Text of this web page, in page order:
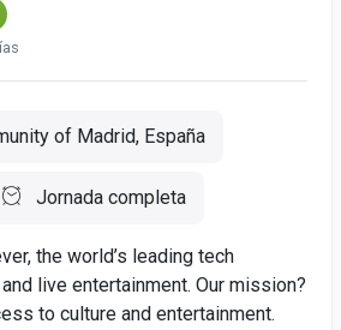
of Madrid, España
Jornada completa
the world’s leading tech
live entertainment. Our mission?
to culture and entertainment.